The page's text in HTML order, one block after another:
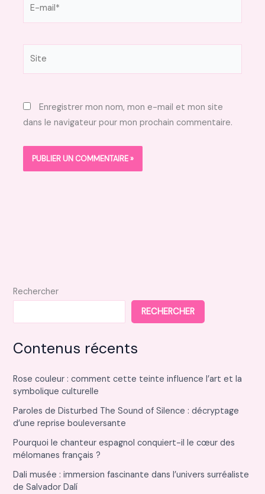
Enregistrer mon nom, mon e-mail et mon site
dans le navigateur pour mon prochain commentaire.
Rechercher
RECHERCHER
Contenus récents
Rose couleur : comment cette teinte influence l’art et la
symbolique culturelle
Paroles de Disturbed The Sound of Silence : décryptage
d’une reprise bouleversante
Pourquoi le chanteur espagnol conquiert-il le cœur des
mélomanes français ?
Dali musée : immersion fascinante dans l’univers surréaliste
de Salvador Dalí